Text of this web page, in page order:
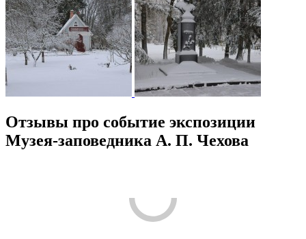
Отзывы про событие экспозиции
Музея-заповедника А. П. Чехова